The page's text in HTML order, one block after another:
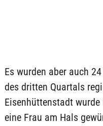
Es wurden aber auch
des dritten Quartals
Eisenhüttenstadt
eine Frau am Hals